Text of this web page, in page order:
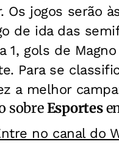
Os jogos serão
de ida das
1, gols de
Para se
a melhor
sobreEsportes
no canal do